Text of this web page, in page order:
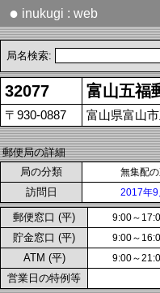
● inukugi : web
局名検索:
32077 富山五福
〒930-0887 富山県富山
郵便局の詳細
局の分類
無集配
訪問日 2017年9
郵便窓口 (平) 9:00～
貯金窓口 (平) 9:00～
ATM (平) 9:00～
営業日の特例等